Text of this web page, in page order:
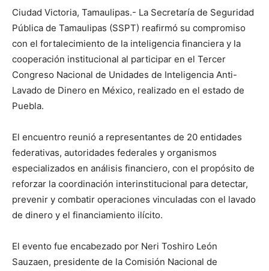
Ciudad Victoria, Tamaulipas.- La Secretaría de Seguridad
Pública de Tamaulipas (SSPT) reafirmó su compromiso
con el fortalecimiento de la inteligencia financiera y la
cooperación institucional al participar en el Tercer
Congreso Nacional de Unidades de Inteligencia Anti-
Lavado de Dinero en México, realizado en el estado de
Puebla.
El encuentro reunió a representantes de 20 entidades
federativas, autoridades federales y organismos
especializados en análisis financiero, con el propósito de
reforzar la coordinación interinstitucional para detectar,
prevenir y combatir operaciones vinculadas con el lavado
de dinero y el financiamiento ilícito.
El evento fue encabezado por Neri Toshiro León
Sauzaen, presidente de la Comisión Nacional de